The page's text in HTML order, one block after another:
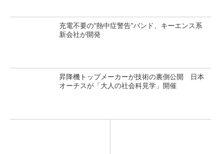
充電不要の“熱中症警告”バンド、キーエンス系
新会社が開発
昇降機トップメーカーが技術の裏側公開 日本
オーチスが「大人の社会科見学」開催